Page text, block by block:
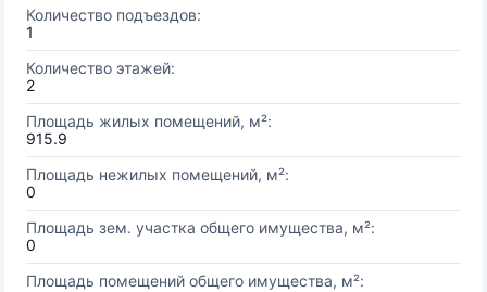
Количество подъездов:
1
Количество этажей:
2
Площадь жилых помещений, м²:
915.9
Площадь нежилых помещений, м²:
0
Площадь зем. участка общего имущества, м²:
0
Площадь помещений общего имущества, м²: